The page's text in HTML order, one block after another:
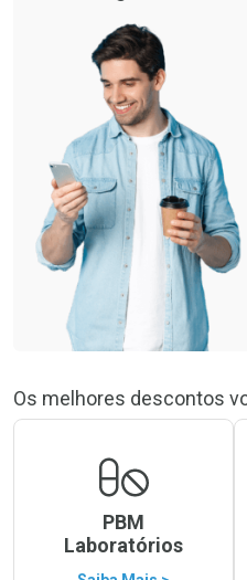
Os melhores descontos
PBM
Laboratórios